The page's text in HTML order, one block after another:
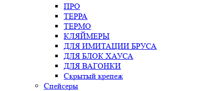
ПРО
ТЕРРА
ТЕРМО
КЛЯЙМЕРЫ
ДЛЯ ИМИТАЦИИ БРУСА
ДЛЯ БЛОК ХАУСА
ДЛЯ ВАГОНКИ
Скрытый крепеж
Спейсеры